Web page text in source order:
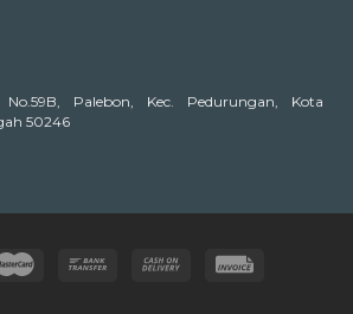
Palebon, Kec. Pedurungan, Kota
50246